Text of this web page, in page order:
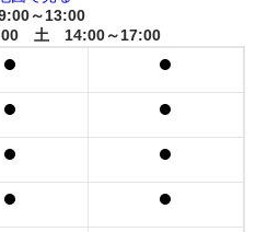
～13:00
土 14:00～17:00